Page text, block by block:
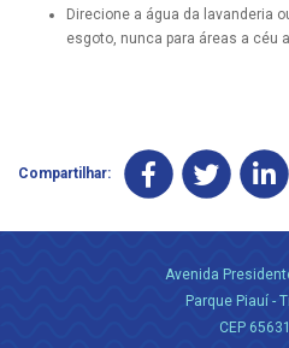
Direcione a água da lavanderia
esgoto, nunca para áreas a céu
Compartilhar:
Avenida
Parque Piauí -
CEP